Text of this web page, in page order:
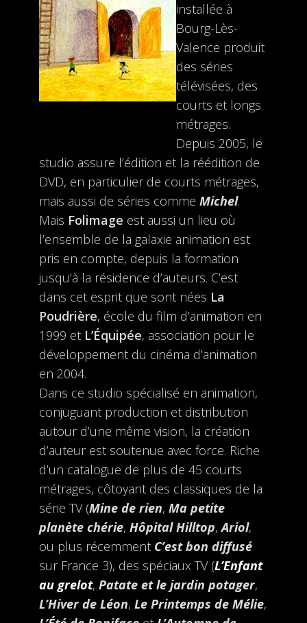
installée à
Bourg-Lès-
Valence produit
des séries
télévisées, des
courts et longs
métrages.
Depuis 2005, le
studio assure l’édition et la réédition de
DVD, en particulier de courts métrages,
mais aussi de séries comme Michel.
Mais Folimage est aussi un lieu où
l’ensemble de la galaxie animation est
pris en compte, depuis la formation
jusqu’à la résidence d’auteurs. C’est
dans cet esprit que sont nées La
Poudrière, école du film d’animation en
1999 et L’Équipée, association pour le
développement du cinéma d’animation
en 2004.
Dans ce studio spécialisé en animation,
conjuguant production et distribution
autour d’une même vision, la création
d’auteur est soutenue avec force. Riche
d’un catalogue de plus de 45 courts
métrages, côtoyant des classiques de la
série TV (Mine de rien, Ma petite
planète chérie, Hôpital Hilltop,Ariol,
ou plus récemment C’est bon diffusé
sur France 3), des spéciaux TV (L’Enfant
au grelot, Patate et le jardin potager,
L’Hiver de Léon, Le Printemps de Mélie,